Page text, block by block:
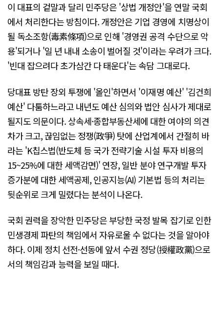
이 대표의 겉말과 달리 민주당은 '상법 개정안'을 연말 국회
에서 처리한다는 방침이다. 개정안은 기업 경영에 치명상이
될 독소조항(毒素條項)으로 인해 '경영권 공격 수단으로 악
용'되거나 '일 년 내내 소송이 벌어질 것'이라는 우려가 크다.
'빈대 잡으려다 초가삼간 다 태운다'는 속담 그대로다.
당대표 방탄 장외 투쟁에 '올인'하면서 '이재명 예산' '김건희
예산' 다툼하느라고 내년도 예산 심의와 법안 심사가 제대로
될지도 의문이다. 상속세·종합부동산세에 대한 여야의 의견
차가 크고, 끊임없는 정쟁(政爭) 탓에 산업계에서 간절히 바
라는 'K칩스법(반도체 등 국가 전략기술 시설 투자 비용의
15~25%에 대한 세액감면)' 연장, 일반 분야 연구개발 투자
증가분에 대한 세액공제, 인공지능(AI) 기본법 등의 처리는
뒷순위로 크게 밀렸다는 분석이 나온다.
국회 권력을 장악한 민주당은 부당한 국정 발목 잡기로 인한
민생경제 파탄의 책임에서 자유로울 수 없다는 것을 알아야
하다. 이제 정치 선전·선동에 앞서 수권 정당(授權政黨)으로
서의 책임감과 능력을 보일 때다.